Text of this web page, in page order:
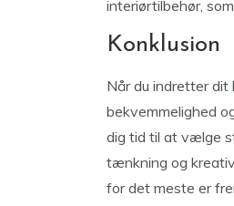
interiørtilbehør,
Konklusion
Når du indretter dit
bekvemmelighed
dig tid til at vælge
tænkning og
for det meste er